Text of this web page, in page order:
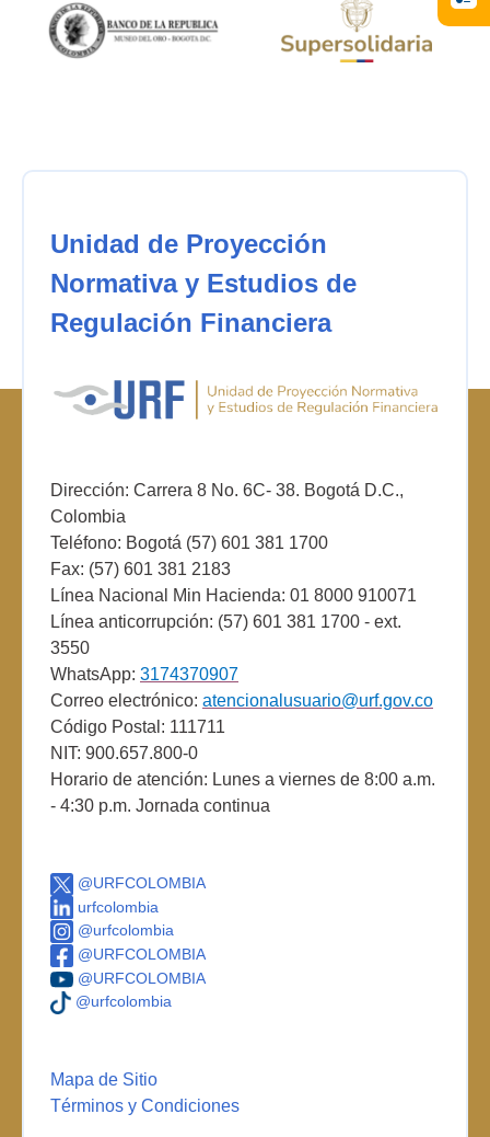
Unidad de Proyección
Normativa y Estudios de
Regulación Financiera
Dirección: Carrera 8 No. 6C- 38. Bogotá D.C.,
Colombia
Teléfono: Bogotá (57) 601 381 1700
Fax: (57) 601 381 2183
Línea Nacional Min Hacienda: 01 8000 910071
Línea anticorrupción: (57) 601 381 1700 - ext.
3550
WhatsApp: 3174370907
Correo electrónico: atencionalusuario@urf.gov.co
Código Postal: 111711
NIT: 900.657.800-0
Horario de atención: Lunes a viernes de 8:00 a.m.
- 4:30 p.m. Jornada continua
@URFCOLOMBIA
urfcolombia
@urfcolombia
@URFCOLOMBIA
@URFCOLOMBIA
@urfcolombia
Mapa de Sitio
Términos y Condiciones